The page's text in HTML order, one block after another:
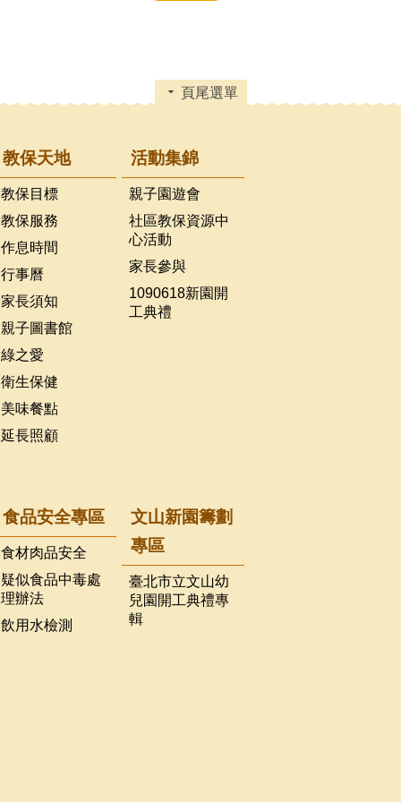
頁尾選單
教保天地
教保目標
教保服務
作息時間
行事曆
家長須知
親子圖書館
綠之愛
衛生保健
美味餐點
延長照顧
活動集錦
親子園遊會
社區教保資源中
心活動
家長參與
1090618新園開
工典禮
食品安全專區
食材肉品安全
疑似食品中毒處
理辦法
飲用水檢測
文山新園籌劃
專區
臺北市立文山幼
兒園開工典禮專
輯